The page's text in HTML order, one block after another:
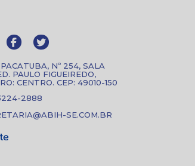
PACATUBA, Nº 254, SALA
PAULO FIGUEIREDO,
CENTRO. CEP: 49010-150
2888
SE.COM.BR